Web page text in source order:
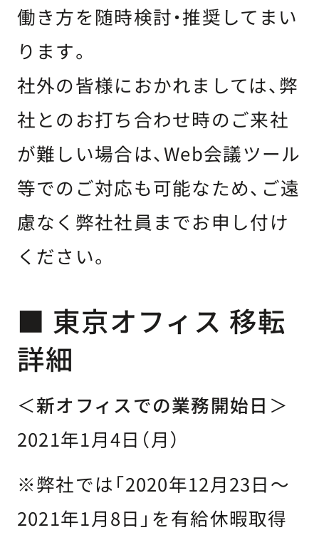
働き方を随時検討・推奨してまい
ります。
社外の皆様におかれましては、弊
社とのお打ち合わせ時のご来社
が難しい場合は、Web会議ツール
等でのご対応も可能なため、ご遠
慮なく弊社社員までお申し付け
ください。
■ 東京オフィス 移転
詳細
＜新オフィスでの業務開始日 ＞
2021年1月4日（月）
※弊社では「2020年12月23日〜
2021年1月8日」を有給休暇取得